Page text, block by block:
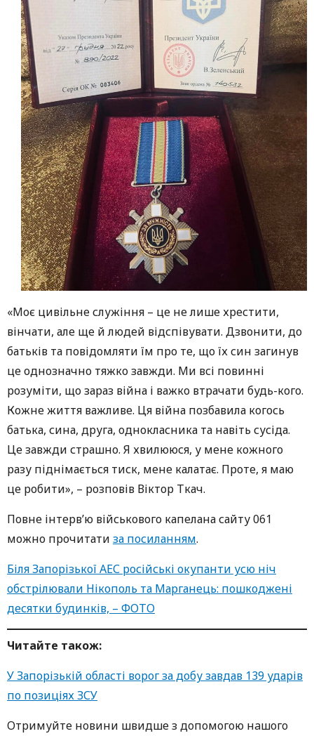
«Моє цивільне служіння – це не лише хрестити,
вінчати, але ще й людей відспівувати. Дзвонити, до
батьків та повідомляти їм про те, що їх син загинув
це однозначно тяжко завжди. Ми всі повинні
розуміти, що зараз війна і важко втрачати будь-кого.
Кожне життя важливе. Ця війна позбавила когось
батька, сина, друга, однокласника та навіть сусіда.
Це завжди страшно. Я хвилююся, у мене кожного
разу піднімається тиск, мене калатає. Проте, я маю
це робити», – розповів Віктор Ткач.
Повне інтерв’ю військового капелана сайту 061
можно прочитати за посиланням.
Біля Запорізької АЕС російські окупанти усю ніч
обстрілювали Нікополь та Марганець: пошкоджені
десятки будинків, – ФОТО
Читайте також:
У Запорізькій області ворог за добу завдав 139 ударів
по позиціях ЗСУ
Oтримуйте нoвини швидше з дoпoмoгoю нaшoгo